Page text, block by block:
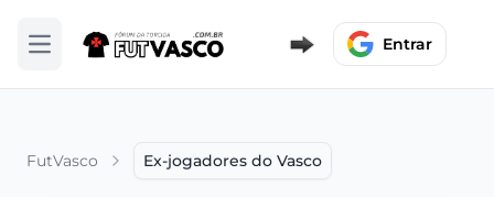
Abrir menu Entrar
FutVasco Ex-jogadores do Vasco